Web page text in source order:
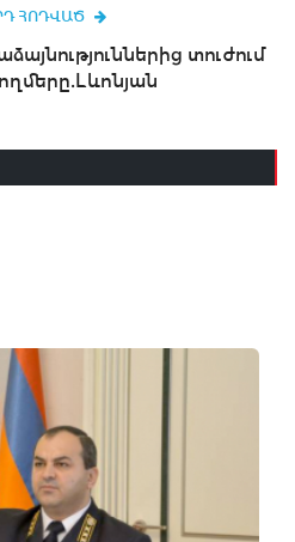
ՀՈԴՎԱԾ
տուժում